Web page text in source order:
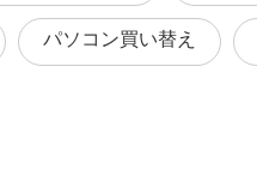
パソコン買い替え